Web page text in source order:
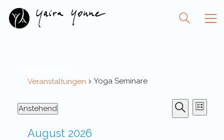
Veranstaltungen
Yoga Seminare
Veranstaltungen
Suche
Suche
Liste
Anstehend
wählen.
August 2026